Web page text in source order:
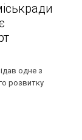
одне з
розвитку